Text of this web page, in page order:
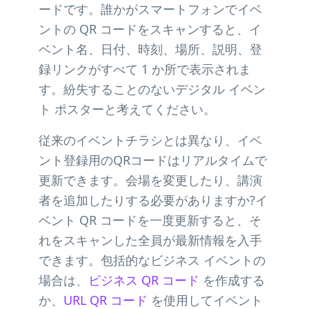
ードです。誰かがスマートフォンでイベ
ントの QR コードをスキャンすると、イ
ベント名、日付、時刻、場所、説明、登
録リンクがすべて 1 か所で表示されま
す。紛失することのないデジタル イベン
ト ポスターと考えてください。
従来のイベントチラシとは異なり、イベ
ント登録用のQRコードはリアルタイムで
更新できます。会場を変更したり、講演
者を追加したりする必要がありますか?イ
ベント QR コードを一度更新すると、そ
れをスキャンした全員が最新情報を入手
できます。包括的なビジネス イベントの
場合は、
ビジネス QR コード を作成する
か、 URL QR コード を使用してイベント